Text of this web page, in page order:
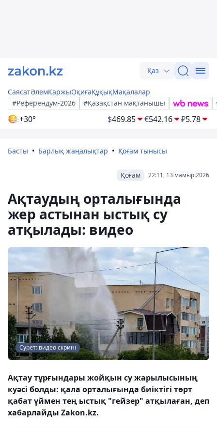
Қаз
СаясатӘлемҚаржыОқиғаҚұқықМақалалар
#Референдум-2026
#Қазақстан мақтанышы
+30° $469.85 €542.16 ₽5.78
Басты Барлық жаңалықтар Қоғам тынысы
22:11, 13 мамыр 2026
Қоғам
Ақтаудың орталығында
жер астынан ыстық су
атқылады: видео
Сурет: видео скрині
Ақтау тұрғындары жойқын су жарылысының
куәсі болды: қала орталығында биіктігі төрт
қабат үймен тең ыстық "гейзер" атқылаған, деп
хабарлайды Zakon.kz.